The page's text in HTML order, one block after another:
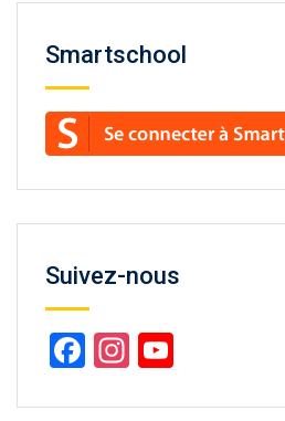
Smartschool
Suivez-nous
Facebook
Instagram